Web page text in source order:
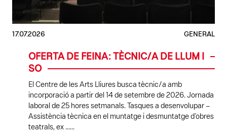
17.07.2026 GENERAL
OFERTA DE FEINA: TÈCNIC/A DE LLUM I
SO
El Centre de les Arts Lliures busca tècnic/a amb
incorporació a partir del 14 de setembre de 2026. Jornada
laboral de 25 hores setmanals. Tasques a desenvolupar –
Assistència tècnica en el muntatge i desmuntatge d’obres
teatrals, ex ......